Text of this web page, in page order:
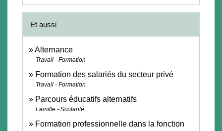
Et aussi
Alternance
Travail - Formation
Formation des salariés du secteur privé
Travail - Formation
Parcours éducatifs alternatifs
Famille - Scolarité
Formation professionnelle dans la fonction